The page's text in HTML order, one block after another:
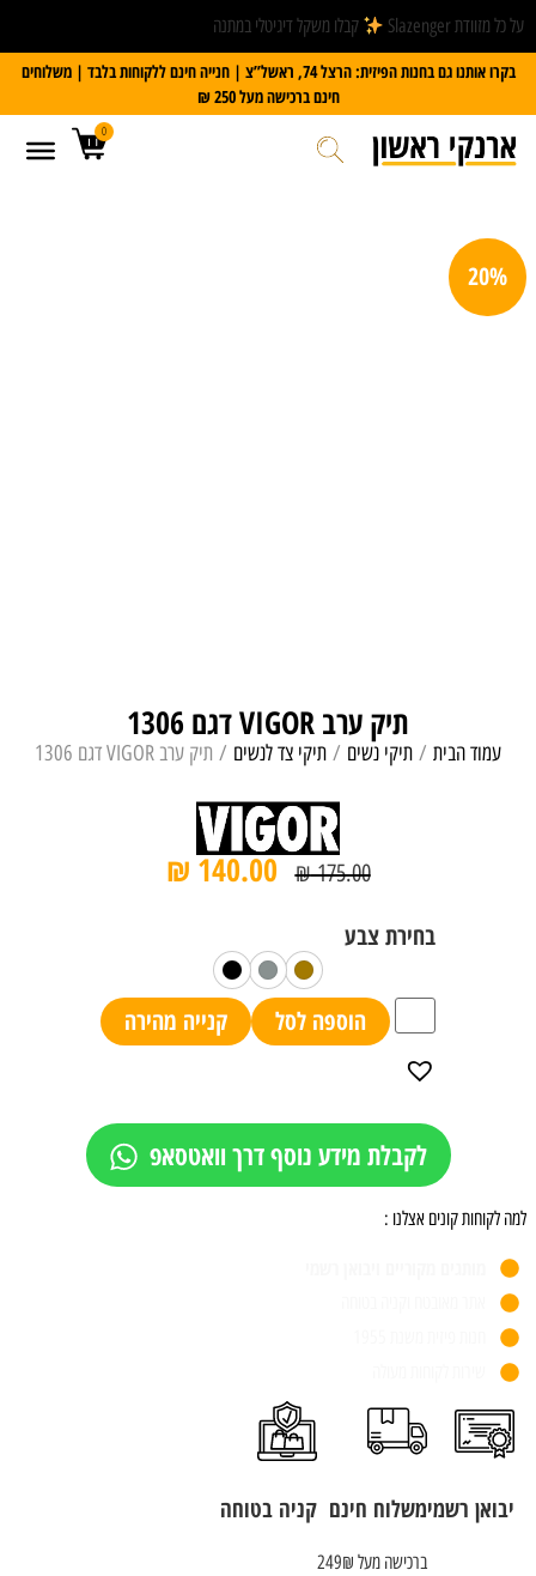
על כל מזוודת Slazenger
קבלו משקל דיגיטלי במתנה
בקרו אותנו גם בחנות הפיזית: הרצל 74, ראשל”צ | חנייה חינם ללקוחות בלבד | משלוחים
חינם ברכישה מעל 250 ₪
0
תיק ערב VIGOR דגם 1306
עמוד הבית / תיקי נשים / תיקי צד לנשים / תיק ערב VIGOR דגם 1306
₪175.00
₪140.00
הוספה לסל קנייה מהירה
לקבלת מידע נוסף דרך וואטסאפ
למה לקוחות קונים אצלנו :
יבואן רשמימשלוח חינם
ברכישה מעל 249₪
קניה בטוחה
20%